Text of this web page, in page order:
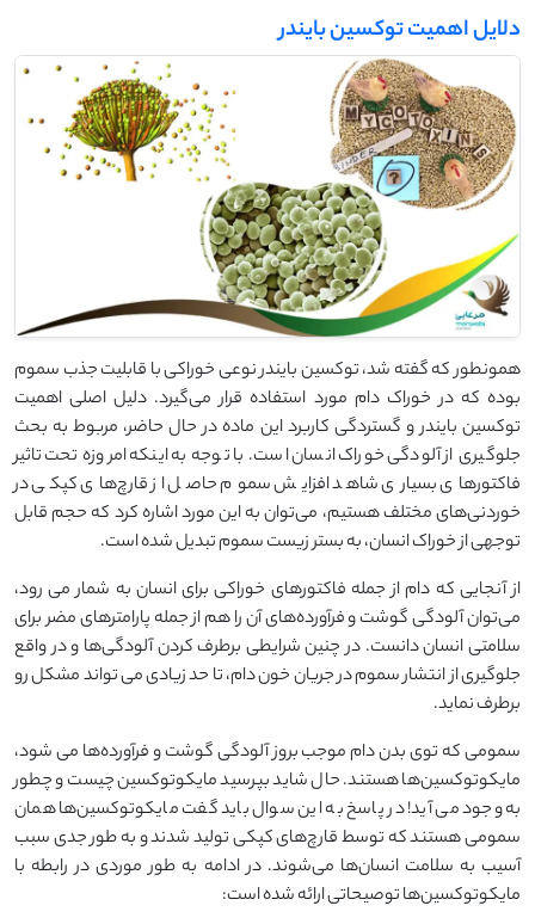
دلایل اهمیت توکسین بایندر
همونطور که گفته شد، توکسین بایندر نوعی خوراکی با قابلیت جذب سموم
بوده که در خوراک دام مورد استفاده قرار می‌گیرد. دلیل اصلی اهمیت
توکسین بایندر و گستردگی کاربرد این ماده در حال حاضر، مربوط به بحث
جلوگیری از آلودگی خوراک انسان است. با توجه به اینکه امروزه تحت تاثیر
فاکتورهای بسیاری شاهد افزایش سموم حاصل از قارچ‌های کپکی در
خوردنی‌های مختلف هستیم، می‌توان به این مورد اشاره کرد که حجم قابل
توجهی از خوراک انسان، به بستر زیست سموم تبدیل شده است.
از آنجایی که دام از جمله فاکتورهای خوراکی برای انسان به شمار می رود،
می‌توان آلودگی گوشت و فرآورده‌های آن را هم از جمله پارامترهای مضر برای
سلامتی انسان دانست. در چنین شرایطی برطرف کردن آلودگی‌ها و در واقع
جلوگیری از انتشار سموم در جریان خون دام، تا حد زیادی می تواند مشکل رو
برطرف نماید.
سمومی که توی بدن دام موجب بروز آلودگی گوشت و فرآورده‌ها می شود،
مایکوتوکسین‌ها هستند. حال شاید بپرسید مایکوتوکسین چیست و چطور
به وجود می آید! در پاسخ به این سوال باید گفت مایکوتوکسین‌ها همان
سمومی هستند که توسط قارچ‌های کپکی تولید شدند و به طور جدی سبب
آسیب به سلامت انسان‌ها می‌شوند. در ادامه به طور موردی در رابطه با
مایکوتوکسین‌ها توصیحاتی ارائه شده است: